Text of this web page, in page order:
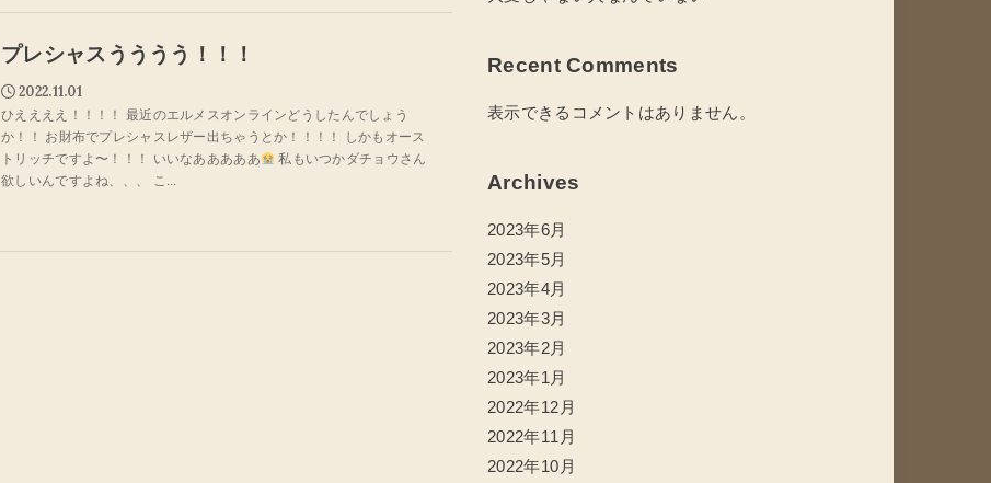
プレシャスうううう！！！
2022.11.01
ひええええ！！！！ 最近のエルメスオンラインどうしたんでしょう
か！！ お財布でプレシャスレザー出ちゃうとか！！！！ しかもオース
トリッチですよ〜！！！ いいなあああああ
私もいつかダチョウさん
欲しいんですよね、、、 こ...
Recent Comments
表示できるコメントはありません。
Archives
2023年6月
2023年5月
2023年4月
2023年3月
2023年2月
2023年1月
2022年12月
2022年11月
2022年10月